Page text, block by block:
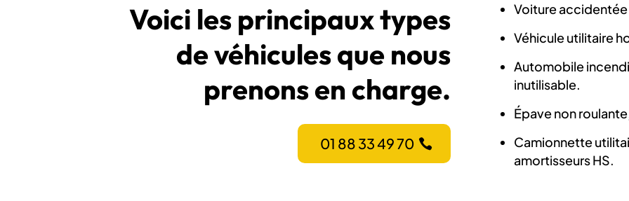
Voici les principaux types
de véhicules que nous
prenons en charge.
01 88 33 49 70
Voiture accidentée
Véhicule utilitaire
Automobile
inutilisable.
Épave non
Camionnette
amortisseurs HS.